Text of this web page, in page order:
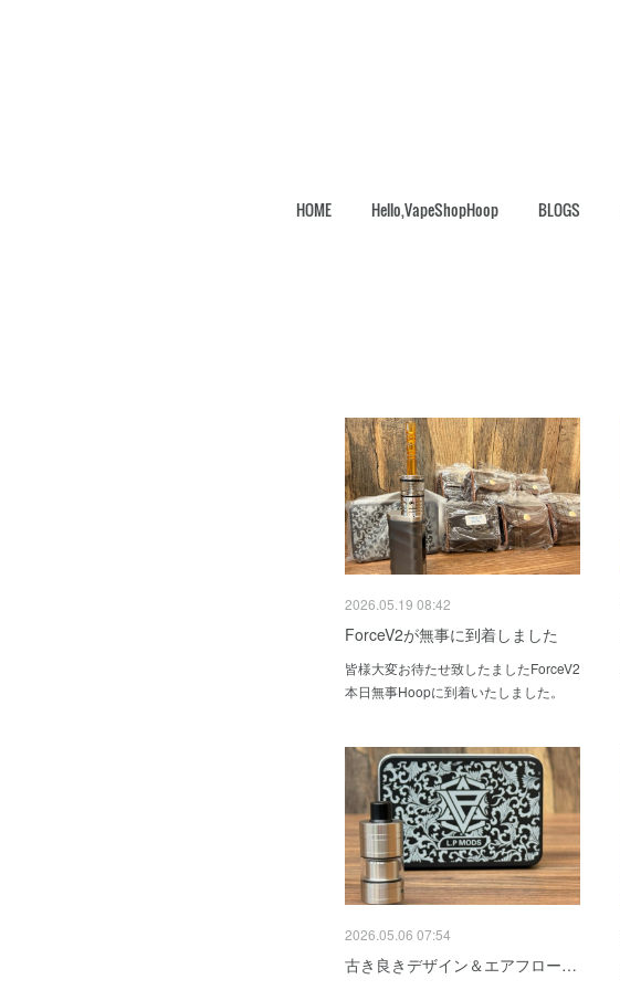
HOME Hello,VapeShopHoop BLOGS
2026.05.19 08:42
ForceV2が無事に到着しました
皆様大変お待たせ致したましたForceV2
本日無事Hoopに到着いたしました。
2026.05.06 07:54
古き良きデザイン＆エアフロー…